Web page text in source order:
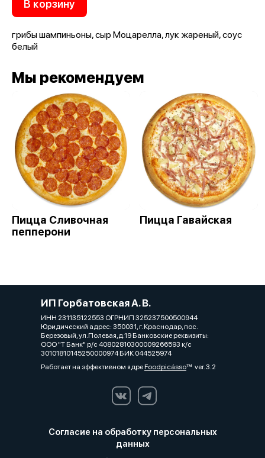
В корзину
грибы шампиньоны, сыр Моцарелла, лук жареный, соус
белый
Мы рекомендуем
Пицца Сливочная
пепперони
Пицца Гавайская
ИП Горбатовская А. В.
ИНН 231135122553 ОГРНИП 325237500500944
Юридический адрес: 350031, г. Краснодар, пос.
Березовый, ул.Полевая,д.19 Банковские реквизиты:
ООО "Т Банк" р/с 40802810300009266593 к/с
30101810145250000974 БИК 044525974
Работает на эффективном ядреFoodpicássover. 3.2
Согласие на обработку персональных
данных